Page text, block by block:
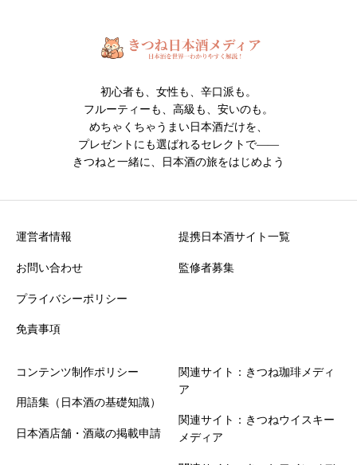
初心者も、女性も、辛口派も。
フルーティーも、高級も、安いのも。
めちゃくちゃうまい日本酒だけを、
プレゼントにも選ばれるセレクトで――
きつねと一緒に、日本酒の旅をはじめよう
運営者情報
お問い合わせ
プライバシーポリシー
免責事項
提携日本酒サイト一覧
監修者募集
コンテンツ制作ポリシー
用語集（日本酒の基礎知識）
日本酒店舗・酒蔵の掲載申請
関連サイト：きつね珈琲メディ
ア
関連サイト：きつねウイスキー
メディア